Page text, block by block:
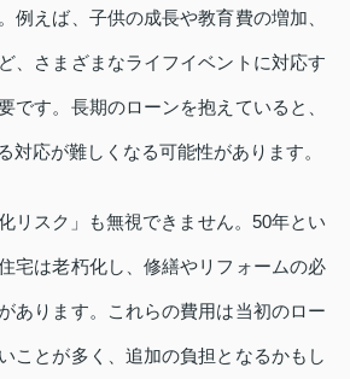
例えば、子供の成長や教育費の増加、
、さまざまなライフイベントに対応す
です。長期のローンを抱えていると、
対応が難しくなる可能性があります。
リスク」も無視できません。50年とい
宅は老朽化し、修繕やリフォームの必
あります。これらの費用は当初のロー
ことが多く、追加の負担となるかもし